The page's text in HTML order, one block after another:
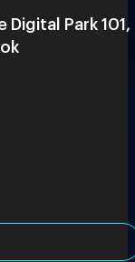
Park 101,